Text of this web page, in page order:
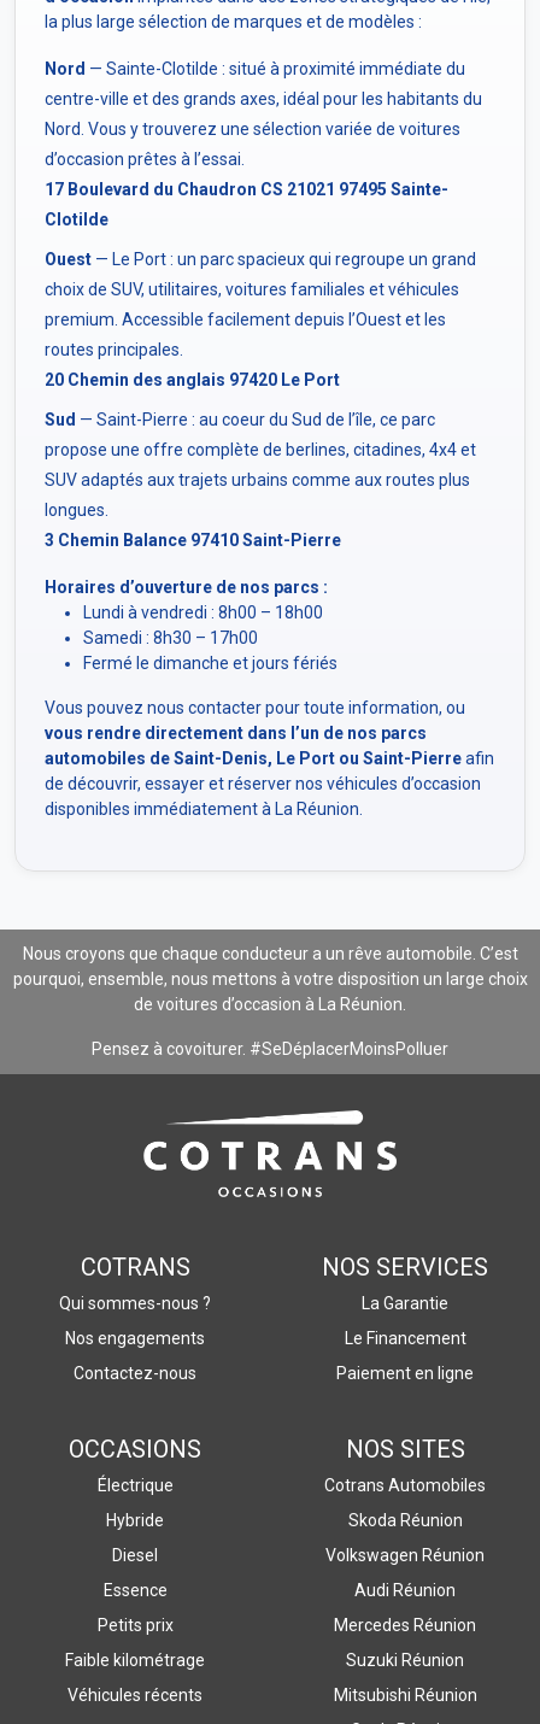
la plus large sélection de marques et de modèles :
Nord — Sainte-Clotilde : situé à proximité immédiate du
centre-ville et des grands axes, idéal pour les habitants du
Nord. Vous y trouverez une sélection variée de voitures
d’occasion prêtes à l’essai.
17 Boulevard du Chaudron CS 21021 97495 Sainte-
Clotilde
Ouest — Le Port : un parc spacieux qui regroupe un grand
choix de SUV, utilitaires, voitures familiales et véhicules
premium. Accessible facilement depuis l’Ouest et les
routes principales.
20 Chemin des anglais 97420 Le Port
Sud — Saint-Pierre : au coeur du Sud de l’île, ce parc
propose une offre complète de berlines, citadines, 4x4 et
SUV adaptés aux trajets urbains comme aux routes plus
longues.
3 Chemin Balance 97410 Saint-Pierre
Horaires d’ouverture de nos parcs :
Lundi à vendredi : 8h00 – 18h00
Samedi : 8h30 – 17h00
Fermé le dimanche et jours fériés
Vous pouvez nous contacter pour toute information, ou
vous rendre directement dans l’un de nos parcs
automobiles de Saint-Denis, Le Port ou Saint-Pierreafin
de découvrir, essayer et réserver nos véhicules d’occasion
disponibles immédiatement à La Réunion.
Nous croyons que chaque conducteur a un rêve automobile. C’est
pourquoi, ensemble, nous mettons à votre disposition un large choix
de voitures d’occasion à La Réunion.
Pensez à covoiturer. #SeDéplacerMoinsPolluer
COTRANS
Qui sommes-nous ?
Nos engagements
Contactez-nous
NOS SERVICES
La Garantie
Le Financement
Paiement en ligne
OCCASIONS
Électrique
Hybride
Diesel
Essence
Petits prix
Faible kilométrage
Véhicules récents
NOS SITES
Cotrans Automobiles
Skoda Réunion
Volkswagen Réunion
Audi Réunion
Mercedes Réunion
Suzuki Réunion
Mitsubishi Réunion